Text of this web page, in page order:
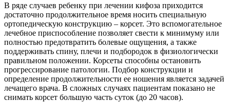
В ряде случаев ребенку при лечении кифоза приходится
достаточно продолжительное время носить специальную
ортопедическую конструкцию – корсет. Это вспомогательное
лечебное приспособление позволяет свести к минимуму или
полностью предотвратить болевые ощущения, а также
поддерживать спину, плечи и подбородок в физиологически
правильном положении. Корсеты способны остановить
прогрессирование патологии. Подбор конструкции и
определение продолжительности ее ношения является задачей
лечащего врача. В сложных случаях пациентам показано не
снимать корсет большую часть суток (до 20 часов).